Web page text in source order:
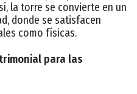
la torre se convierte en un
donde se satisfacen
como físicas.
para las